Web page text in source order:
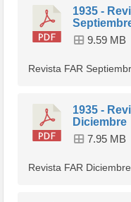
1935 -
9.59 MB
Revista FAR
1935 -
Diciembre
7.95 MB
Revista FAR